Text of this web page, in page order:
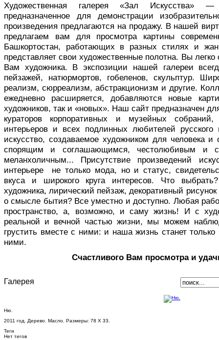
Художественная галерея «Зал Искусства» —
предназначенное для демонстрации
произведения предлагаются на продажу. В нашей
предлагаем вам для просмотра картины
Башкортостан, работающих в разных стилях и
представляет свои художественные полотна. Вы
Вам художника. В экспозиции нашей галереи
пейзажей, натюрмортов, гобеленов, скульптур.
реализм, сюрреализм, абстракционизм и другие.
ежедневно расширяется, добавляются новые
художников, так и «новых». Наш сайт предназначен
кураторов корпоративных и музейных
интерьеров и всех подлинных любителей
искусство, создаваемое художником для человека и
спорящим и соглашающимся, честолюбивым и
меланхоличным... Присутствие произведений
интерьере не только мода, но и статус,
вкуса и широкого круга интересов. Что
художника, лирический пейзаж, декоративный
о смысле бытия? Все уместно и доступно. Любая
пространство, а, возможно, и саму жизнь! И с
реальной и вечной частью жизни, мы можем
грустить вместе с ними: и наша жизнь станет только
ними.
Счастливого Вам просмотра и
Галерея
Ню.
2011 год. Дерево. Масло. Размеры: 78 Х 33.
Теги
Нет тегов